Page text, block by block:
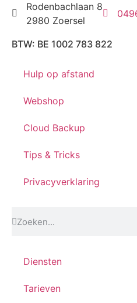
Rodenbachlaan 8
2980 Zoersel
BTW: BE 1002 783 822
Hulp op afstand
Webshop
Cloud Backup
Tips & Tricks
Privacyverklaring
Diensten
Tarieven